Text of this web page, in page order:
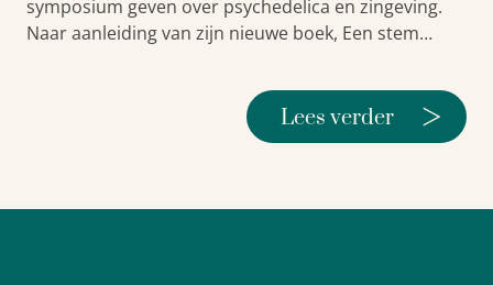
symposium geven over psychedelica en zingeving.
Naar aanleiding van zijn nieuwe boek, Een stem…
Lees verder >